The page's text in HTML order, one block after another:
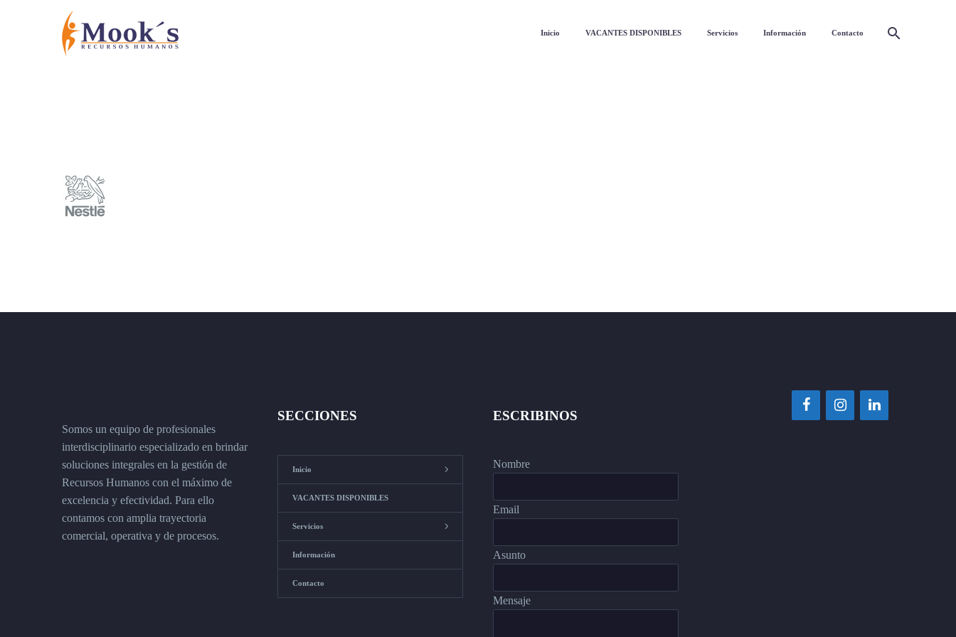
Inicio VACANTES DISPONIBLES Servicios Información Contacto
Somos un equipo de profesionales
interdisciplinario especializado en brindar
soluciones integrales en la gestión de
Recursos Humanos con el máximo de
excelencia y efectividad. Para ello
contamos con amplia trayectoria
comercial, operativa y de procesos.
SECCIONES
Inicio
VACANTES DISPONIBLES
Servicios
Información
Contacto
ESCRIBINOS
Nombre
Email
Asunto
Mensaje